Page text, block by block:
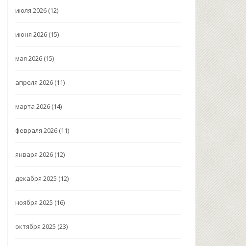
июля 2026 (12)
июня 2026 (15)
мая 2026 (15)
апреля 2026 (11)
марта 2026 (14)
февраля 2026 (11)
января 2026 (12)
декабря 2025 (12)
ноября 2025 (16)
октября 2025 (23)